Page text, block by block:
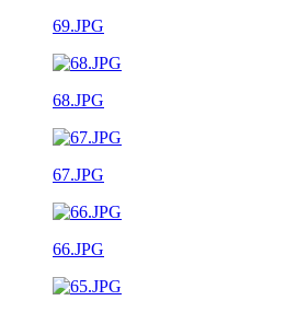
69.JPG
68.JPG
67.JPG
66.JPG